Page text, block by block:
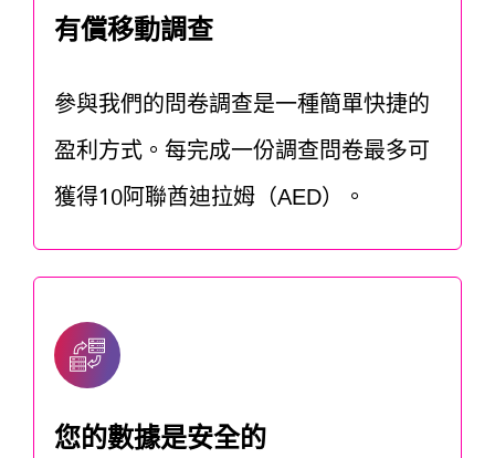
有償移動調查
參與我們的問卷調查是一種簡單快捷的
盈利方式。每完成一份調查問卷最多可
獲得10阿聯酋迪拉姆（AED）。
您的數據是安全的